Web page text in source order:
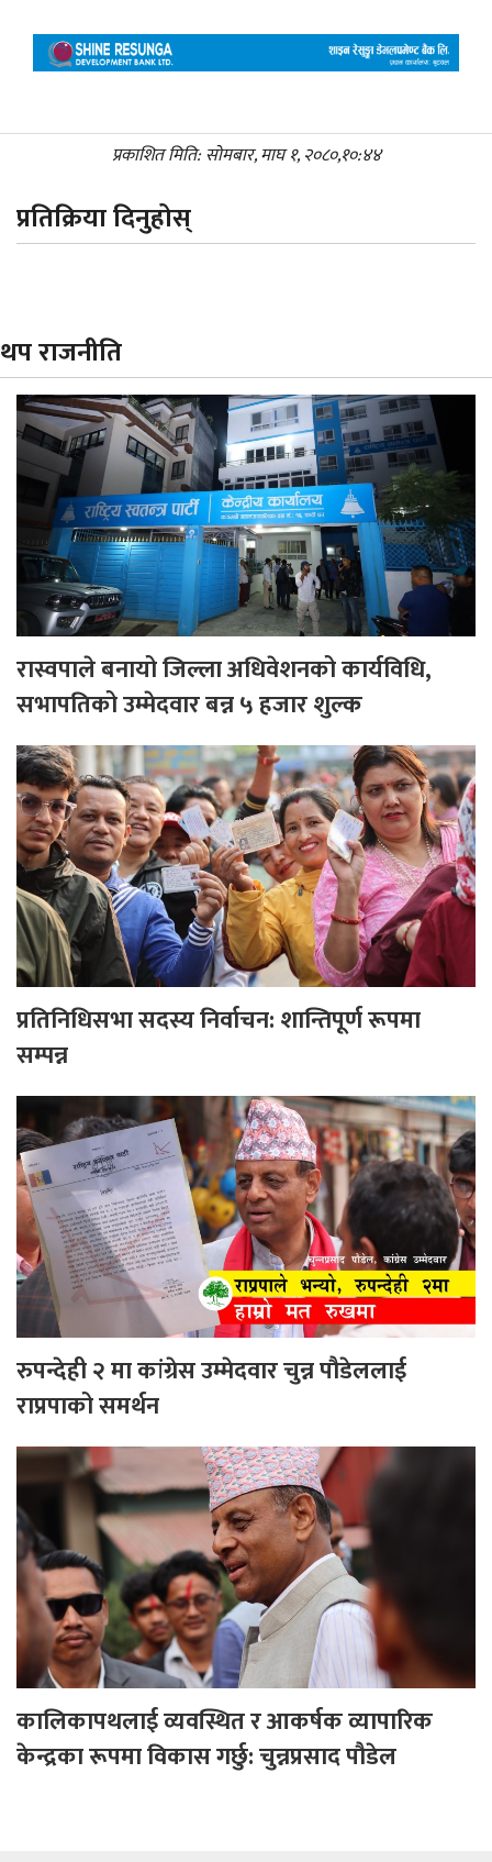
प्रकाशित मिति: सोमबार, माघ १, २०८०,१०:४४
प्रतिक्रिया दिनुहोस्
थप राजनीति
रास्वपाले बनायो जिल्ला अधिवेशनको कार्यविधि,
सभापतिको उम्मेदवार बन्न ५ हजार शुल्क
प्रतिनिधिसभा सदस्य निर्वाचन: शान्तिपूर्ण रूपमा
सम्पन्न
रुपन्देही २ मा कांग्रेस उम्मेदवार चुन्न पौडेललाई
राप्रपाको समर्थन
कालिकापथलाई व्यवस्थित र आकर्षक व्यापारिक
केन्द्रका रूपमा विकास गर्छु: चुन्नप्रसाद पौडेल